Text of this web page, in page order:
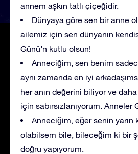
annem aşkın tatlı çiçeğidir.
Dünyaya göre sen bir anne
ailemiz için sen dünyanın
Günü’n kutlu olsun!
Anneciğim, sen benim
aynı zamanda en iyi
her anın değerini biliyor ve
için sabırsızlanıyorum. Anneler
Anneciğim, eğer senin yarın
olabilsem bile, bileceğim ki bir
doğru yapıyorum.